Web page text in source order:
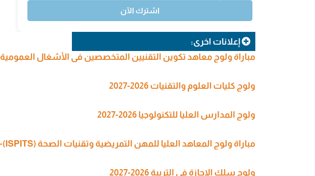
إعلانات اخرى:
مباراة ولوج معاهد تكوين التقنيين المتخصصين في الأشغال العمومية 2026-2027
ولوج كليات العلوم والتقنيات 2026-2027
ولوج المدارس العليا للتكنولوجيا 2026-2027
مباراة ولوج المعاهد العليا للمهن التمريضية وتقنيات الصحة (ISPITS)-سلك الإجازة 2026-2027
ولوج سلك الإجازة في التربية 2026-2027